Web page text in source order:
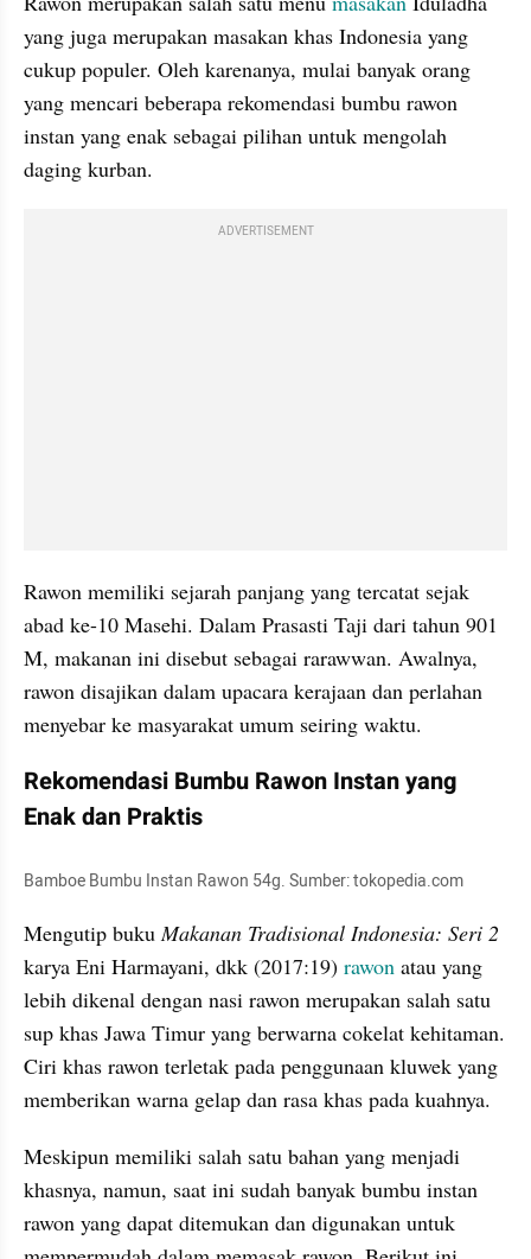
yang juga merupakan masakan khas Indonesia yang
cukup populer. Oleh karenanya, mulai banyak orang
yang mencari beberapa rekomendasi bumbu rawon
instan yang enak sebagai pilihan untuk mengolah
daging kurban.
ADVERTISEMENT
Rawon memiliki sejarah panjang yang tercatat sejak
abad ke-10 Masehi. Dalam Prasasti Taji dari tahun 901
M, makanan ini disebut sebagai rarawwan. Awalnya,
rawon disajikan dalam upacara kerajaan dan perlahan
menyebar ke masyarakat umum seiring waktu.
Rekomendasi Bumbu Rawon Instan yang
Enak dan Praktis
Bamboe Bumbu Instan Rawon 54g. Sumber: tokopedia.com
Mengutip buku
karya Eni Harmayani, dkk (2017:19) rawon atau yang
lebih dikenal dengan nasi rawon merupakan salah satu
sup khas Jawa Timur yang berwarna cokelat kehitaman.
Ciri khas rawon terletak pada penggunaan kluwek yang
memberikan warna gelap dan rasa khas pada kuahnya.
Meskipun memiliki salah satu bahan yang menjadi
khasnya, namun, saat ini sudah banyak bumbu instan
rawon yang dapat ditemukan dan digunakan untuk